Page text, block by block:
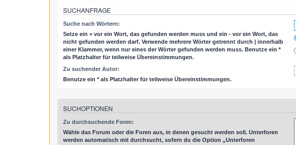
SUCHANFRAGE
Suche nach Wörtern:
Setze ein + vor ein Wort, das gefunden werden muss und ein - vor ein Wort, das
nicht gefunden werden darf. Verwende mehrere Wörter getrennt durch | innerhalb
einer Klammer, wenn nur eines der Wörter gefunden werden muss. Benutze ein *
als Platzhalter für teilweise Übereinstimmungen.
Zu suchender Autor:
Benutze ein * als Platzhalter für teilweise Übereinstimmungen.
SUCHOPTIONEN
Zu durchsuchende Foren:
Wähle das Forum oder die Foren aus, in denen gesucht werden soll. Unterforen
werden automatisch mit durchsucht, sofern du die Option „Unterforen